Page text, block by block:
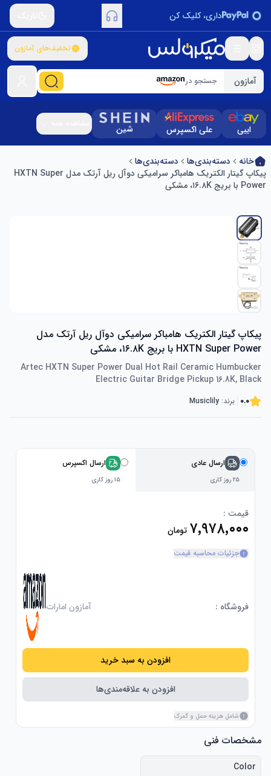
داری، کلیک کن
تخفیف‌های آمازون
آمازون جستجو در
ایبی علی اکسپرس شین
خانه دسته‌بندی‌ها
دسته‌بندی‌ها
پیکاپ گیتار الکتریک هامباکر سرامیکی دوآل ریل آرتک مدل HXTN Super
Power با بریج ۱۶.۸K، مشکی
پیکاپ گیتار الکتریک هامباکر سرامیکی دوآل ریل آرتک مدل
HXTN Super Power با بریج ۱۶.۸K، مشکی
Artec HXTN Super Power Dual Hot Rail Ceramic Humbucker
Electric Guitar Bridge Pickup 16.8K, Black
0.0 برند: Musiclily
ارسال عادی
۲۵ روز کاری
ارسال اکسپرس
۱۵ روز کاری
قیمت :
۷٬۹۷۸٬۰۰۰ تومان
جزئیات محاسبه قیمت
فروشگاه : آمازون امارات
افزودن به سبد خرید
افزودن به علاقه‌مندی‌ها
شامل هزینه حمل و گمرک
مشخصات فنی
Color